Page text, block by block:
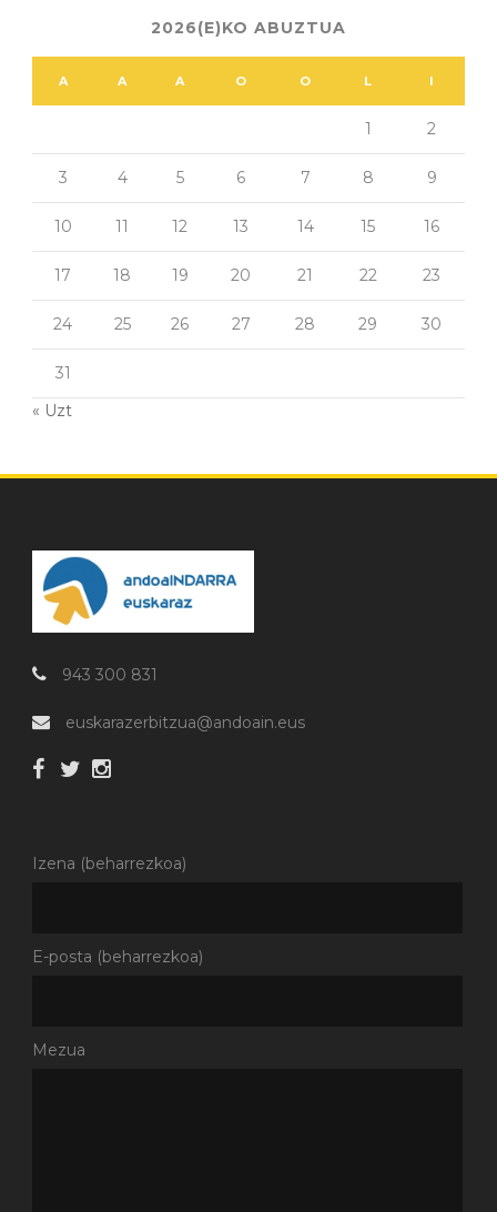
2026(E)KO ABUZTUA
A A A O O L I
1 2
3 4 5 6 7 8 9
10 11 12 13 14 15 16
17 18 19 20 21 22 23
24 25 26 27 28 29 30
31
« Uzt
943 300 831
euskarazerbitzua@andoain.eus
Izena (beharrezkoa)
E-posta (beharrezkoa)
Mezua